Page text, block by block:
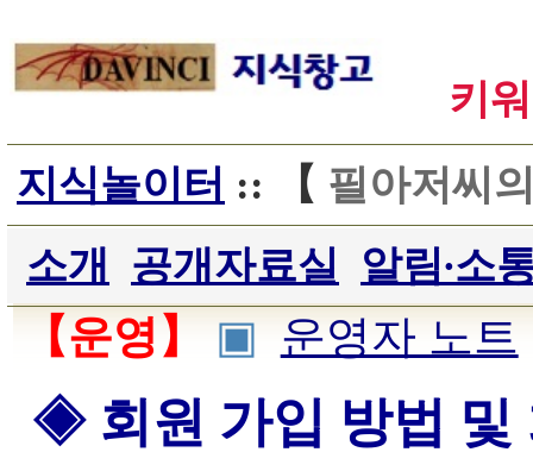
키
지식놀이터 :: 【 필아저씨
소개
공개자료실 알림∙소
【운영】 ▣ 운영자 노트
◈ 회원 가입 방법 및